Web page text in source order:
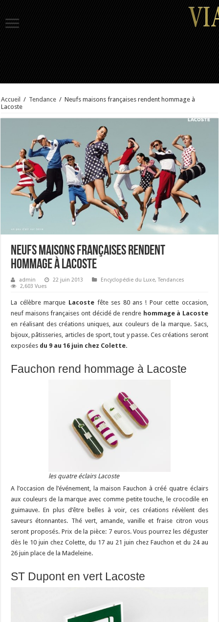
Accueil / Tendance / Neufs maisons françaises rendent hommage à
Lacoste
Neufs maisons françaises rendent
hommage à Lacoste
admin 22 juin 2013 Encyclopédie du Luxe,Tendances
2,603 Vues
La célèbre marque Lacoste fête ses 80 ans ! Pour cette occasion,
neuf maisons françaises ont décidé de rendre hommage à Lacoste
en réalisant des créations uniques, aux couleurs de la marque. Sacs,
bijoux, pâtisseries, articles de sport, tout y passe. Ces créations seront
exposées du 9 au 16 juin chez Colette.
Fauchon rend hommage à Lacoste
les quatre éclairs Lacoste
A l’occasion de l’événement, la maison Fauchon à créé quatre éclairs
aux couleurs de la marque avec comme petite touche, le crocodile en
guimauve. En plus d’être belles à voir, ces créations révèlent des
saveurs étonnantes. Thé vert, amande, vanille et fraise citron vous
seront proposés. Prix de la pièce: 7 euros. Vous pourrez les déguster
dès le 10 juin chez Colette, du 17 au 21 juin chez Fauchon et du 24 au
26 juin place de la Madeleine.
ST Dupont en vert Lacoste